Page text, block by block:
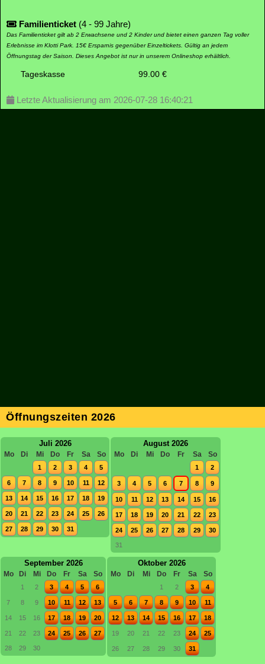
Familienticket (4 - 99 Jahre)
Das Familienticket gilt ab 2 Erwachsene und 2 Kinder und bietet einen ganzen Tag voller
Erlebnisse im Klotti Park. 15€ Ersparnis gegenüber Einzeltickets. Gültig an jedem
Öffnungstag der Saison. Dieses Angebot ist nur in unserem Onlineshop erhältlich.
Tageskasse 99.00 €
Letzte Aktualisierung am 2026-07-28 16:40:21
Öffnungszeiten 2026
Juli 2026
Mo Di Mi Do Fr Sa So
1 2 3 4 5
6 7 8 9 10 11 12
13 14 15 16 17 18 19
20 21 22 23 24 25 26
27 28 29 30 31
August 2026
Mo Di Mi Do Fr Sa So
1 2
3 4 5 6 7 8 9
10 11 12 13 14 15 16
17 18 19 20 21 22 23
24 25 26 27 28 29 30
31
September 2026
Mo Di Mi Do Fr Sa So
1 2 3 4 5 6
7 8 9 10 11 12 13
14 15 16 17 18 19 20
21 22 23 24 25 26 27
28 29 30
Oktober 2026
Mo Di Mi Do Fr Sa So
1 2 3 4
5 6 7 8 9 10 11
12 13 14 15 16 17 18
19 20 21 22 23 24 25
26 27 28 29 30 31